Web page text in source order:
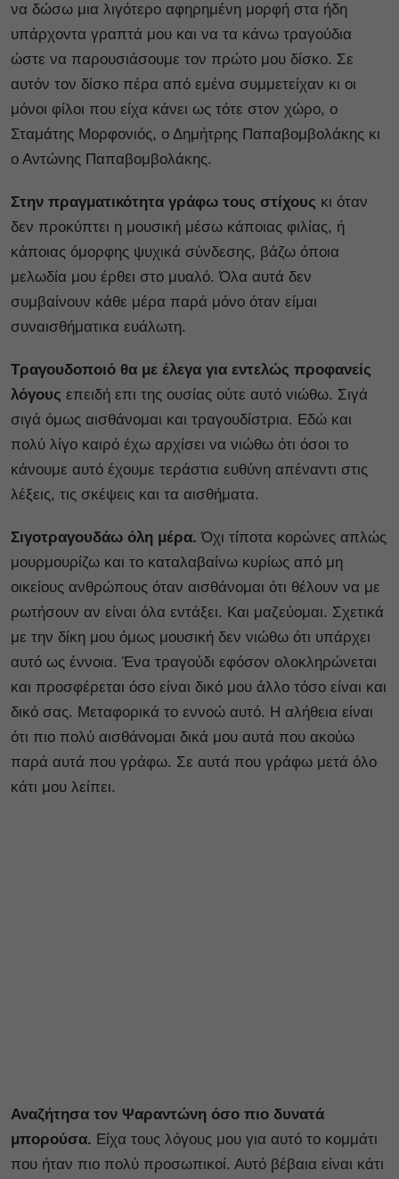
να δώσω μια λιγότερο αφηρημένη μορφή στα ήδη
υπάρχοντα γραπτά μου και να τα κάνω τραγούδια
ώστε να παρουσιάσουμε τον πρώτο μου δίσκο. Σε
αυτόν τον δίσκο πέρα από εμένα συμμετείχαν κι οι
μόνοι φίλοι που είχα κάνει ως τότε στον χώρο, ο
Σταμάτης Μορφονιός, ο Δημήτρης Παπαβομβολάκης κι
ο Αντώνης Παπαβομβολάκης.
Στην πραγματικότητα γράφω τους στίχους κι όταν
δεν προκύπτει η μουσική μέσω κάποιας φιλίας, ή
κάποιας όμορφης ψυχικά σύνδεσης, βάζω όποια
μελωδία μου έρθει στο μυαλό. Όλα αυτά δεν
συμβαίνουν κάθε μέρα παρά μόνο όταν είμαι
συναισθήματικα ευάλωτη.
Τραγουδοποιό θα με έλεγα για εντελώς προφανείς
λόγους επειδή επι της ουσίας ούτε αυτό νιώθω. Σιγά
σιγά όμως αισθάνομαι και τραγουδίστρια. Εδώ και
πολύ λίγο καιρό έχω αρχίσει να νιώθω ότι όσοι το
κάνουμε αυτό έχουμε τεράστια ευθύνη απέναντι στις
λέξεις, τις σκέψεις και τα αισθήματα.
Σιγοτραγουδάω όλη μέρα. Όχι τίποτα κορώνες απλώς
μουρμουρίζω και το καταλαβαίνω κυρίως από μη
οικείους ανθρώπους όταν αισθάνομαι ότι θέλουν να με
ρωτήσουν αν είναι όλα εντάξει. Και μαζεύομαι. Σχετικά
με την δίκη μου όμως μουσική δεν νιώθω ότι υπάρχει
αυτό ως έννοια. Ένα τραγούδι εφόσον ολοκληρώνεται
και προσφέρεται όσο είναι δικό μου άλλο τόσο είναι και
δικό σας. Μεταφορικά το εννοώ αυτό. Η αλήθεια είναι
ότι πιο πολύ αισθάνομαι δικά μου αυτά που ακούω
παρά αυτά που γράφω. Σε αυτά που γράφω μετά όλο
κάτι μου λείπει.
Αναζήτησα τον Ψαραντώνη όσο πιο δυνατά
μπορούσα. Είχα τους λόγους μου για αυτό το κομμάτι
που ήταν πιο πολύ προσωπικοί. Αυτό βέβαια είναι κάτι